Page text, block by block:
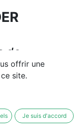
de
offrir une
site.
Je suis d'accord